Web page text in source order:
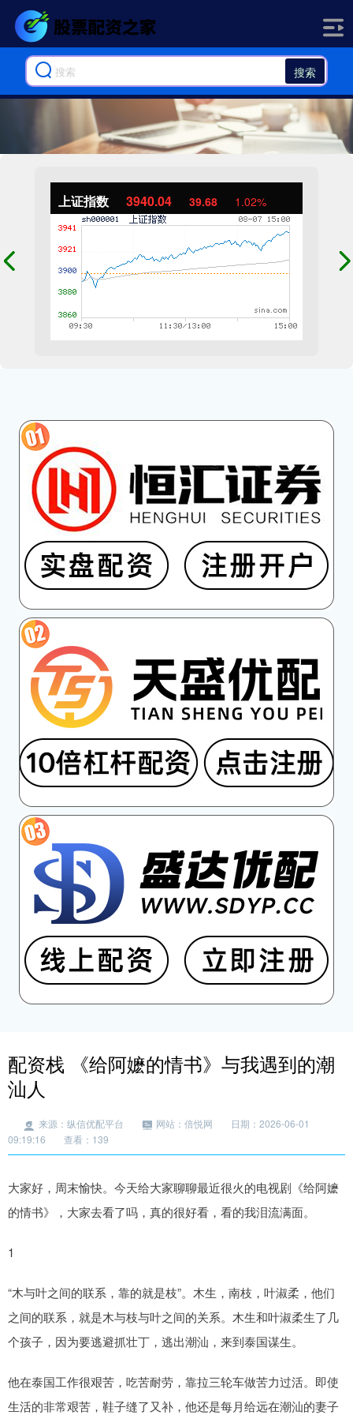
搜索
上证指数 3940.04 39.68 1.02%
配资栈 《给阿嬷的情书》与我遇到的潮
汕人
来源：纵信优配平台 网站：倍悦网
日期：2026-06-01
09:19:16
查看：139
大家好，周末愉快。今天给大家聊聊最近很火的电视剧《给阿嬷
的情书》，大家去看了吗，真的很好看，看的我泪流满面。
1
“木与叶之间的联系，靠的就是枝”。木生，南枝，叶淑柔，他们
之间的联系，就是木与枝与叶之间的关系。木生和叶淑柔生了几
个孩子，因为要逃避抓壮丁，逃出潮汕，来到泰国谋生。
他在泰国工作很艰苦，吃苦耐劳，靠拉三轮车做苦力过活。即使
生活的非常艰苦，鞋子缝了又补，他还是每月给远在潮汕的妻子